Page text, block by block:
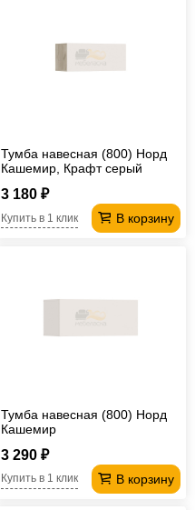
Тумба навесная (800) Норд
Кашемир, Крафт серый
3 180 ₽
В корзину
Купить в 1 клик
Тумба навесная (800) Норд
Кашемир
3 290 ₽
В корзину
Купить в 1 клик